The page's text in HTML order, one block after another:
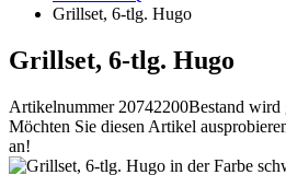
Grillset, 6-tlg. Hugo
Grillset, 6-tlg. Hugo
Artikelnummer 20742200Bestand wird
Möchten Sie diesen Artikel
an!